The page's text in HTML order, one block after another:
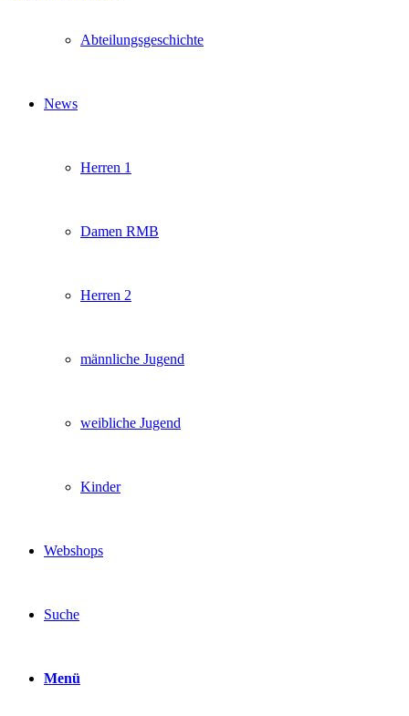
Abteilungsgeschichte
News
Herren 1
Damen RMB
Herren 2
männliche Jugend
weibliche Jugend
Kinder
Webshops
Suche
Menü